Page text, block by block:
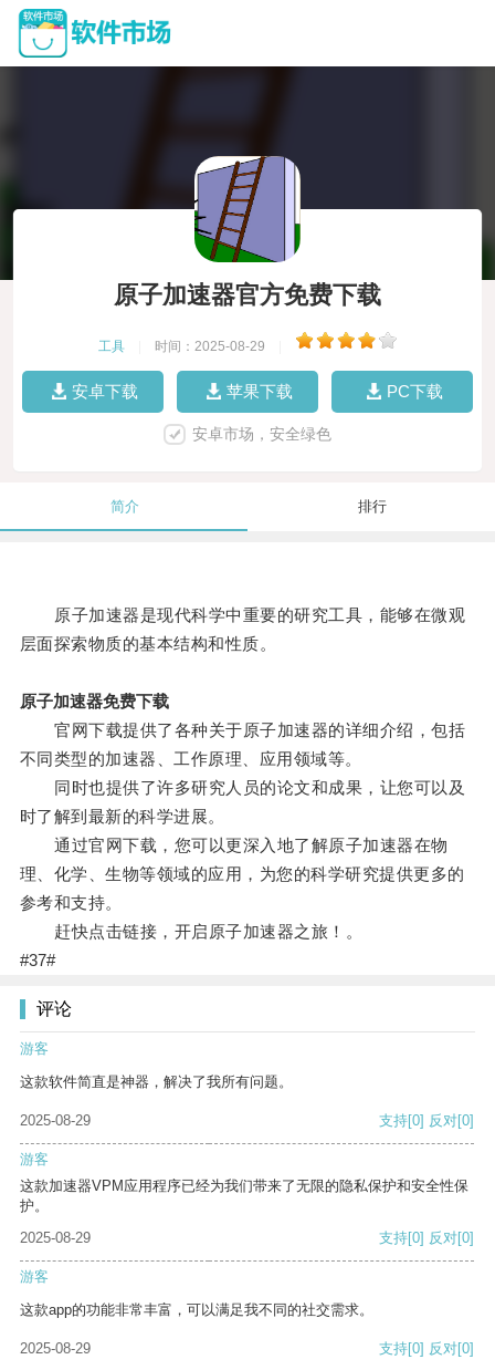
原子加速器官方免费下载
工具 时间：2025-08-29
安卓下载 苹果下载 PC下载
安卓市场，安全绿色
简介 排行
原子加速器是现代科学中重要的研究工具，能够在微观
层面探索物质的基本结构和性质。
原子加速器免费下载
官网下载提供了各种关于原子加速器的详细介绍，包括
不同类型的加速器、工作原理、应用领域等。
同时也提供了许多研究人员的论文和成果，让您可以及
时了解到最新的科学进展。
通过官网下载，您可以更深入地了解原子加速器在物
理、化学、生物等领域的应用，为您的科学研究提供更多的
参考和支持。
赶快点击链接，开启原子加速器之旅！。
#37#
评论
游客
这款软件简直是神器，解决了我所有问题。
2025-08-29 支持[0] 反对[0]
游客
这款加速器VPM应用程序已经为我们带来了无限的隐私保护和安全性保
护。
2025-08-29
支持[0] 反对[0]
游客
这款app的功能非常丰富，可以满足我不同的社交需求。
2025-08-29 支持[0] 反对[0]